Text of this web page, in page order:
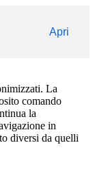
Apri
La
comando
la
in
diversi da quelli